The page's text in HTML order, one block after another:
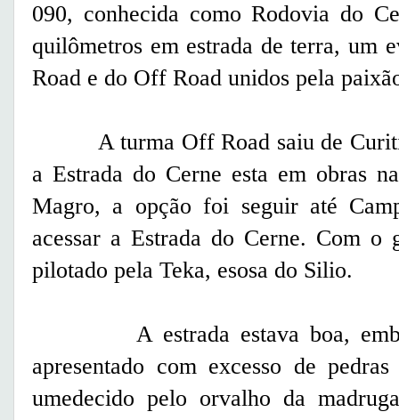
090, conhecida como Rodovia do
quilômetros em estrada de terra, um
Road e do Off Road unidos pela
A turma Off Road saiu de
a Estrada do Cerne esta em obras
Magro, a opção foi seguir até
acessar a Estrada do Cerne. Com
pilotado pela Teka, esosa do Silio.
A estrada estava boa,
apresentado com excesso de
umedecido pelo orvalho da